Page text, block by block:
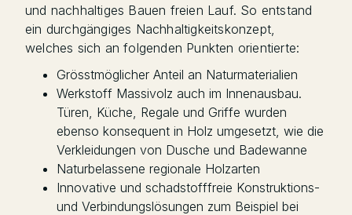
und nachhaltiges Bauen freien Lauf. So entstand
ein durchgängiges Nachhaltigkeitskonzept,
welches sich an folgenden Punkten orientierte:
Grösstmöglicher Anteil an Naturmaterialien
Werkstoff Massivolz auch im Innenausbau.
Türen, Küche, Regale und Griffe wurden
ebenso konsequent in Holz umgesetzt, wie die
Verkleidungen von Dusche und Badewanne
Naturbelassene regionale Holzarten
Innovative und schadstofffreie Konstruktions-
und Verbindungslösungen zum Beispiel bei